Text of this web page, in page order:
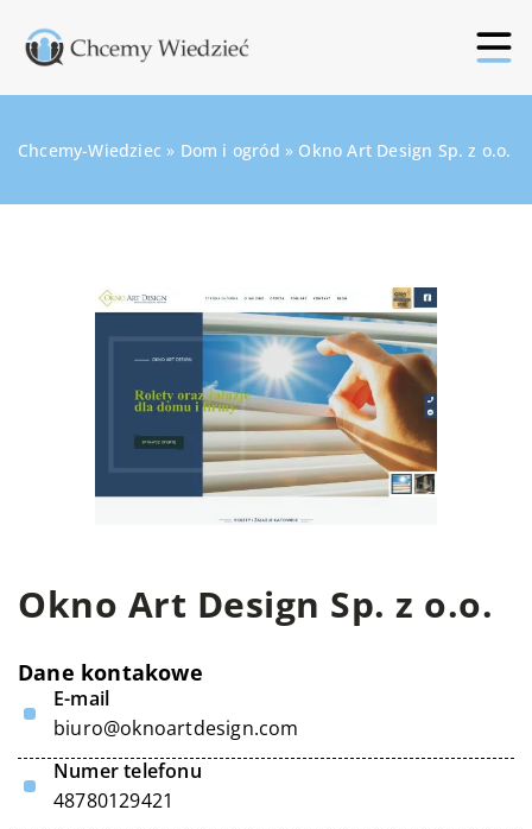
Chcemy-Wiedziec » Dom i ogród » Okno Art Design Sp. z o.o.
Okno Art Design Sp. z o.o.
Dane kontakowe
E-mail
biuro@oknoartdesign.com
Numer telefonu
48780129421